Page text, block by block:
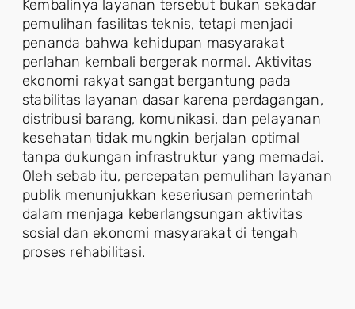
Kembalinya layanan tersebut bukan sekadar
pemulihan fasilitas teknis, tetapi menjadi
penanda bahwa kehidupan masyarakat
perlahan kembali bergerak normal. Aktivitas
ekonomi rakyat sangat bergantung pada
stabilitas layanan dasar karena perdagangan,
distribusi barang, komunikasi, dan pelayanan
kesehatan tidak mungkin berjalan optimal
tanpa dukungan infrastruktur yang memadai.
Oleh sebab itu, percepatan pemulihan layanan
publik menunjukkan keseriusan pemerintah
dalam menjaga keberlangsungan aktivitas
sosial dan ekonomi masyarakat di tengah
proses rehabilitasi.